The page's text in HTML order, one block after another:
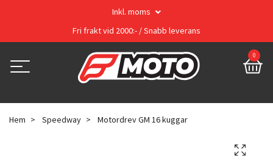
Inkl. moms
Fri frakt vid 2000:- / Snabb leverans
0
Hem Speedway Motordrev GM 16 kuggar